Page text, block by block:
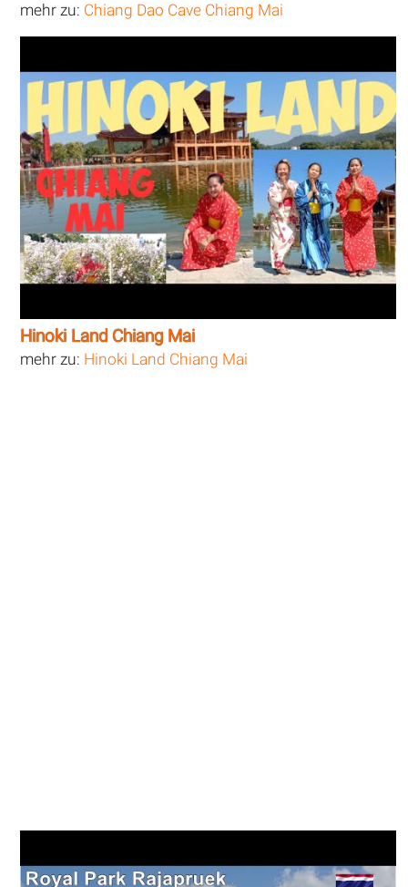
mehr zu: Chiang Dao Cave Chiang Mai
Hinoki Land Chiang Mai
mehr zu: Hinoki Land Chiang Mai